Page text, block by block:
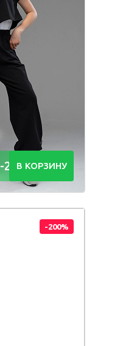
-21 474
В КОРЗИНУ
-200%